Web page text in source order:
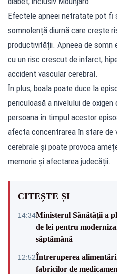
Efectele apneei netratate pot fi
somnolență diurnă care crește
productivității. Apneea de somn
cu un risc crescut de infarct,
accident vascular cerebral.
În plus, boala poate duce la
periculoasă a nivelului de
persoana în timpul acestor
afecta concentrarea în stare de
cerebrale și poate provoca
memorie și afectarea judecății.
CITEȘTE ȘI
14:34Ministerul Sănătății a
de lei pentru
săptămână
12:52Întreruperea
fabricilor de